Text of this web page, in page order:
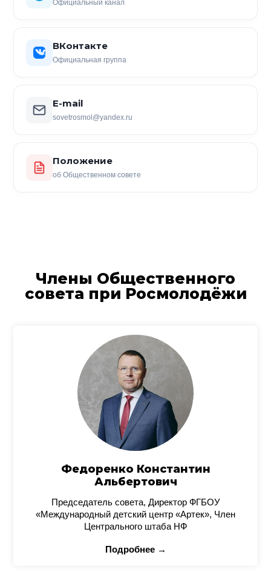
Официальный канал
ВКонтакте
Официальная группа
E-mail
sovetrosmol@yandex.ru
Положение
об Общественном совете
Члены Общественного
совета при Росмолодёжи
Федоренко Константин
Альбертович
Председатель совета, Директор ФГБОУ
«Международный детский центр «Артек», Член
Центрального штаба НФ
Подробнее →